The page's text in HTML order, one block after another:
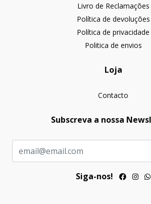
Livro de Reclamações
Política de devoluções
Política de privacidade
Politica de envios
Loja
Contacto
Subscreva a nossa
Siga-nos!